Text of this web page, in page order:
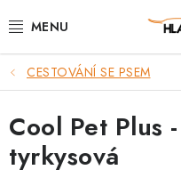
na
POTŘEBY PRO PSY
TAMI PŘEPRAVNÍ BOXY
SPORT SE PSEM
CESTOVÁNÍ SE PSEM
Cool Pet Plus
tyrkysová